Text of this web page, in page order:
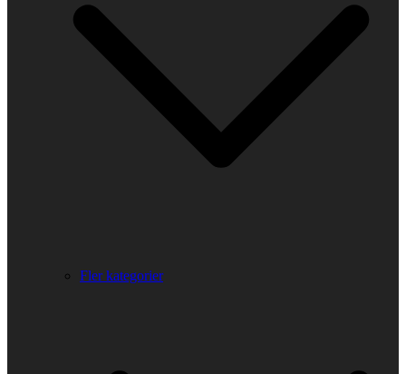
Fler kategorier